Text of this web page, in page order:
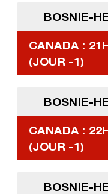
BOSNIE-
CANADA :
(JOUR -1)
BOSNIE-
CANADA :
(JOUR -1)
BOSNIE-